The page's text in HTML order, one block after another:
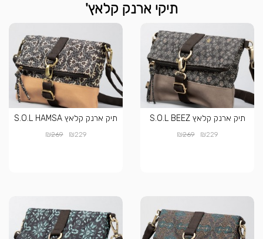
תיקי ארנק קלאץ'
תיק ארנק קלאץ S.O.L BEEZ
₪229
₪269
תיק ארנק קלאץ S.O.L HAMSA
₪229
₪269